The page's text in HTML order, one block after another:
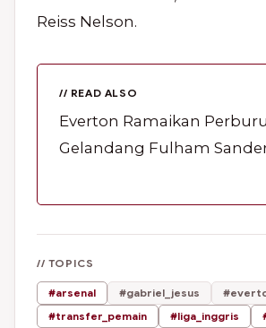
Reiss Nelson.
// READ ALSO
Everton Ramaikan
Gelandang Fulham
// TOPICS
#arsenal #gabriel_jesus
#transfer_pemain
#liga_inggris